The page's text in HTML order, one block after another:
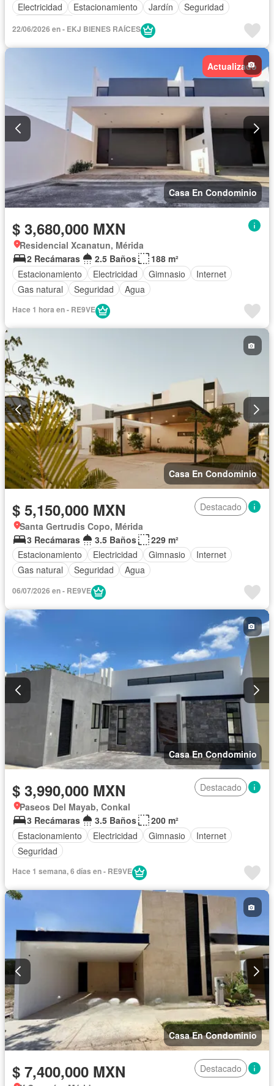
Electricidad
Estacionamiento Jardín
Seguridad
22/06/2026 en - EKJ BIENES RAÍCES
Actualizado
Casa En Condominio
$ 3,680,000 MXN
Residencial Xcanatun, Mérida
2 Recámaras
2.5 Baños
188 m²
Estacionamiento
Electricidad Gimnasio
Internet
Gas natural
Seguridad Agua
Hace 1 hora en - RE9VE
Casa En Condominio
$ 5,150,000 MXN
Destacado
Santa Gertrudis Copo, Mérida
3 Recámaras
3.5 Baños
229 m²
Estacionamiento
Electricidad Gimnasio
Internet
Gas natural
Seguridad Agua
06/07/2026 en - RE9VE
Casa En Condominio
$ 3,990,000 MXN
Destacado
Paseos Del Mayab, Conkal
3 Recámaras
3.5 Baños
200 m²
Estacionamiento
Electricidad Gimnasio
Internet
Seguridad
Hace 1 semana, 6 días en - RE9VE
Casa En Condominio
$ 7,400,000 MXN
Destacado